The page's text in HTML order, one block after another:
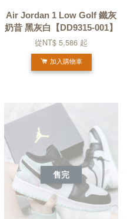
Air Jordan 1 Low Golf 鐵灰
奶昔 黑灰白【DD9315-001】
從NT$ 5,586 起
加入購物車
售完